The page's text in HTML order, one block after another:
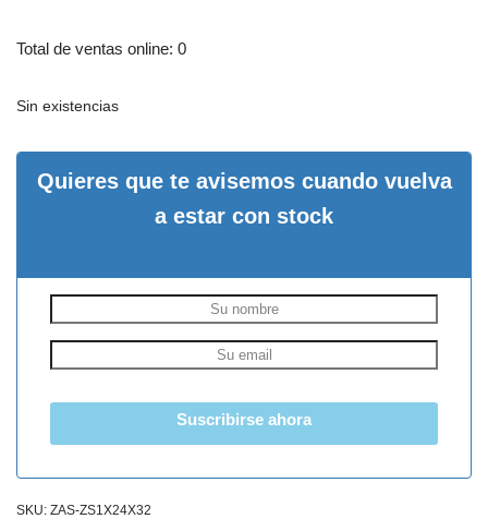
Total de ventas online: 0
Sin existencias
Quieres que te avisemos cuando vuelva
a estar con stock
Suscribirse ahora
SKU: ZAS-ZS1X24X32